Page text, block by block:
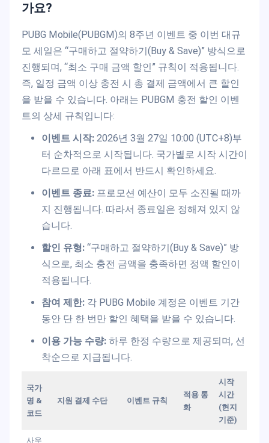
가요?
PUBG Mobile(PUBGM)의 8주년 이벤트 중 이번 대규
모 세일은 “구매하고 절약하기(Buy & Save)” 방식으로
진행되며, “최소 구매 금액 할인” 규칙이 적용됩니다.
즉, 일정 금액 이상 충전 시 총 결제 금액에서 큰 할인
을 받을 수 있습니다. 아래는 PUBGM 충전 할인 이벤
트의 상세 규칙입니다:
이벤트 시작:2026년 3월 27일 10:00 (UTC+8)부
터 순차적으로 시작됩니다. 국가별로 시작 시간이
다르므로 아래 표에서 반드시 확인하세요.
이벤트 종료:프로모션 예산이 모두 소진될 때까
지 진행됩니다. 따라서 종료일은 정해져 있지 않
습니다.
할인 유형:“구매하고 절약하기(Buy & Save)” 방
식으로, 최소 충전 금액을 충족하면 정액 할인이
적용됩니다.
참여 제한:각 PUBG Mobile 계정은 이벤트 기간
동안 단 한 번만 할인 혜택을 받을 수 있습니다.
이용 가능 수량:하루 한정 수량으로 제공되며, 선
착순으로 지급됩니다.
국가
명 &
코드
지원 결제 수단 이벤트 규칙
적용 통
화
시작
시간
(현지
기준)
사우